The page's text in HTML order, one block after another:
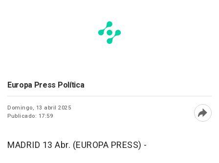
Europa Press Política
Domingo, 13 abril 2025
Publicado: 17:59
MADRID 13 Abr. (EUROPA PRESS) -